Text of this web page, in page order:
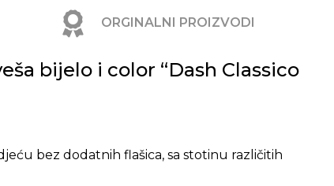
ORGINALNI PROIZVODI
bijelo i color “Dash Classico
bez dodatnih flašica, sa stotinu različitih